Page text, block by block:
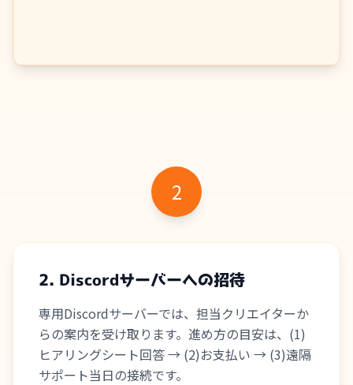
2
2. Discordサーバーへの招待
専用Discordサーバーでは、担当クリエイターか
らの案内を受け取ります。進め方の目安は、(1)
ヒアリングシート回答 → (2)お支払い → (3)遠隔
サポート当日の接続です。